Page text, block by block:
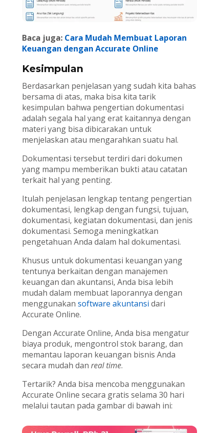
Baca juga: Cara Mudah Membuat Laporan
Keuangan dengan Accurate Online
Kesimpulan
Berdasarkan penjelasan yang sudah kita bahas
bersama di atas, maka bisa kita tarik
kesimpulan bahwa pengertian dokumentasi
adalah segala hal yang erat kaitannya dengan
materi yang bisa dibicarakan untuk
menjelaskan atau mengarahkan suatu hal.
Dokumentasi tersebut terdiri dari dokumen
yang mampu memberikan bukti atau catatan
terkait hal yang penting.
Itulah penjelasan lengkap tentang pengertian
dokumentasi, lengkap dengan fungsi, tujuan,
dokumentasi, kegiatan dokumentasi, dan jenis
dokumentasi. Semoga meningkatkan
pengetahuan Anda dalam hal dokumentasi.
Khusus untuk dokumentasi keuangan yang
tentunya berkaitan dengan manajemen
keuangan dan akuntansi, Anda bisa lebih
mudah dalam membuat laporannya dengan
menggunakan software akuntansi dari
Accurate Online.
Dengan Accurate Online, Anda bisa mengatur
biaya produk, mengontrol stok barang, dan
memantau laporan keuangan bisnis Anda
secara mudah dan real time.
Tertarik? Anda bisa mencoba menggunakan
Accurate Online secara gratis selama 30 hari
melalui tautan pada gambar di bawah ini: